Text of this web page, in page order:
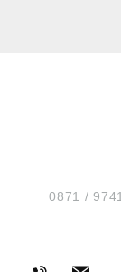
Tel.:0871 /